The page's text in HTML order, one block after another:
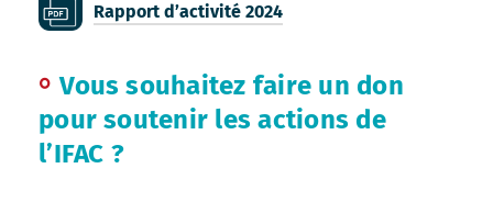
Rapport d’activité 2024
Vous souhaitez faire un don
pour soutenir les actions de
l’IFAC ?